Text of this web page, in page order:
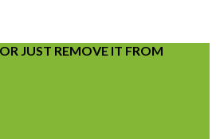
JUST REMOVE IT FROM